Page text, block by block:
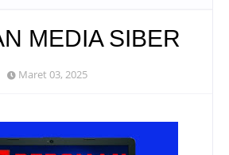
MEDIA SIBER
Maret 03, 2025